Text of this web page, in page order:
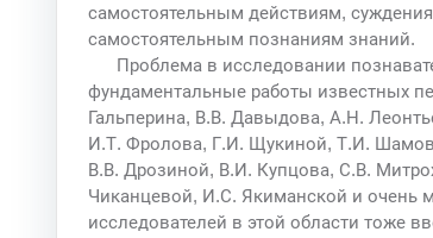
самостоятельным действиям,
самостоятельным познаниям знаний.
Проблема в исследовании
фундаментальные работы известных
Гальперина, В.В. Давыдова, А.Н.
И.Т. Фролова, Г.И. Щукиной, Т.И.
В.В. Дрозиной, В.И. Купцова, С.В.
Чиканцевой, И.С. Якиманской и очень
исследователей в этой области тоже